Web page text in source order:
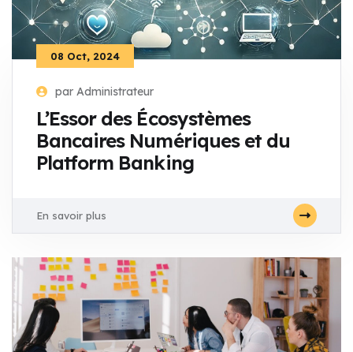
08 Oct, 2024
par Administrateur
L’Essor des Écosystèmes
Bancaires Numériques et du
Platform Banking
En savoir plus